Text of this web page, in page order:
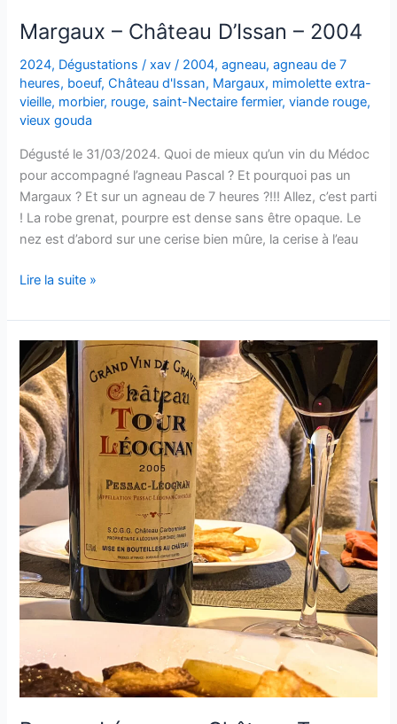
Margaux – Château D’Issan – 2004
2024, Dégustations /xav/ 2004,agneau,agneau de 7
heures, boeuf,Château d'Issan, Margaux, mimolette extra-
vieille, morbier, rouge, saint-Nectaire fermier,viande rouge,
vieux gouda
Dégusté le 31/03/2024. Quoi de mieux qu’un vin du Médoc
pour accompagné l’agneau Pascal ? Et pourquoi pas un
Margaux ? Et sur un agneau de 7 heures ?!!! Allez, c’est parti
! La robe grenat, pourpre est dense sans être opaque. Le
nez est d’abord sur une cerise bien mûre, la cerise à l’eau
Margaux
Château
D’Issan
–
2004
Lire la suite »